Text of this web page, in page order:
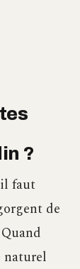
?
faut
de
naturel